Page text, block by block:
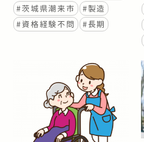
#茨城県潮来市
#製造
#資格経験不問
#長期